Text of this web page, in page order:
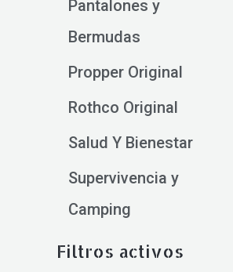
Pantalones y
Bermudas
Propper Original
Rothco Original
Salud Y Bienestar
Supervivencia y
Camping
Filtros activos